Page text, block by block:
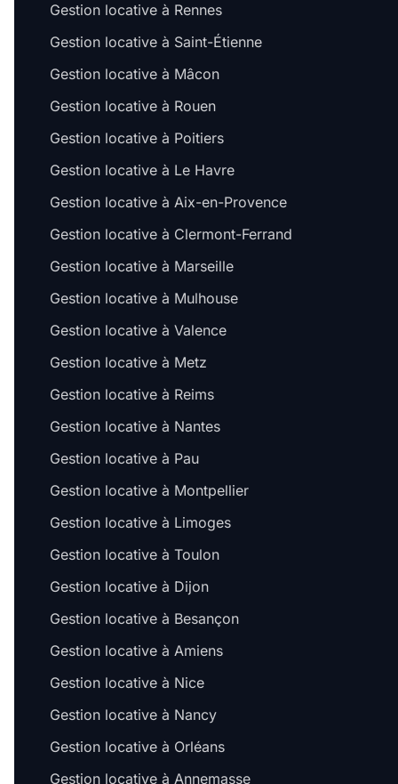
Gestion locative à Rennes
Gestion locative à Saint-Étienne
Gestion locative à Mâcon
Gestion locative à Rouen
Gestion locative à Poitiers
Gestion locative à Le Havre
Gestion locative à Aix-en-Provence
Gestion locative à Clermont-Ferrand
Gestion locative à Marseille
Gestion locative à Mulhouse
Gestion locative à Valence
Gestion locative à Metz
Gestion locative à Reims
Gestion locative à Nantes
Gestion locative à Pau
Gestion locative à Montpellier
Gestion locative à Limoges
Gestion locative à Toulon
Gestion locative à Dijon
Gestion locative à Besançon
Gestion locative à Amiens
Gestion locative à Nice
Gestion locative à Nancy
Gestion locative à Orléans
Gestion locative à Annemasse